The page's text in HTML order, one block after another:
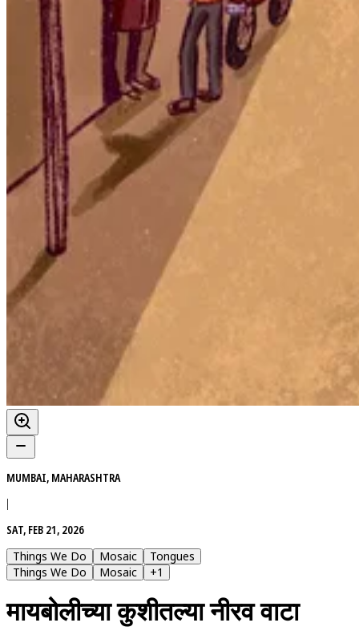
MUMBAI, MAHARASHTRA
|
SAT, FEB 21, 2026
Things We Do
Mosaic
Tongues
Things We Do
Mosaic +1
मायबोलीच्या कुशीतल्या नीरव वाटा